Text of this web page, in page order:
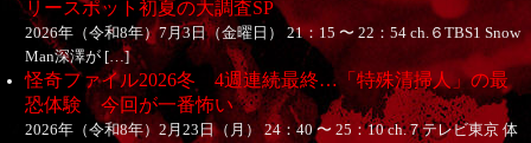
リースポット初夏の大調査SP
2026年（令和8年）7月3日（金曜日） 21：15 〜 22：54 ch.６TBS1 Snow
Man深澤が […]
怪奇ファイル2026冬 4週連続最終…「特殊清掃人」の最
恐体験 今回が一番怖い
2026年（令和8年）2月23日（月） 24：40 〜 25：10 ch.７テレビ東京 体